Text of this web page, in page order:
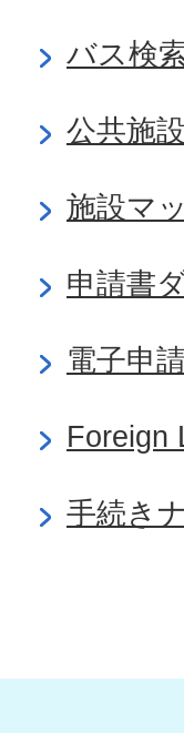
バス検
公共施
施設マ
申請書
電子申
Foreign
手続き